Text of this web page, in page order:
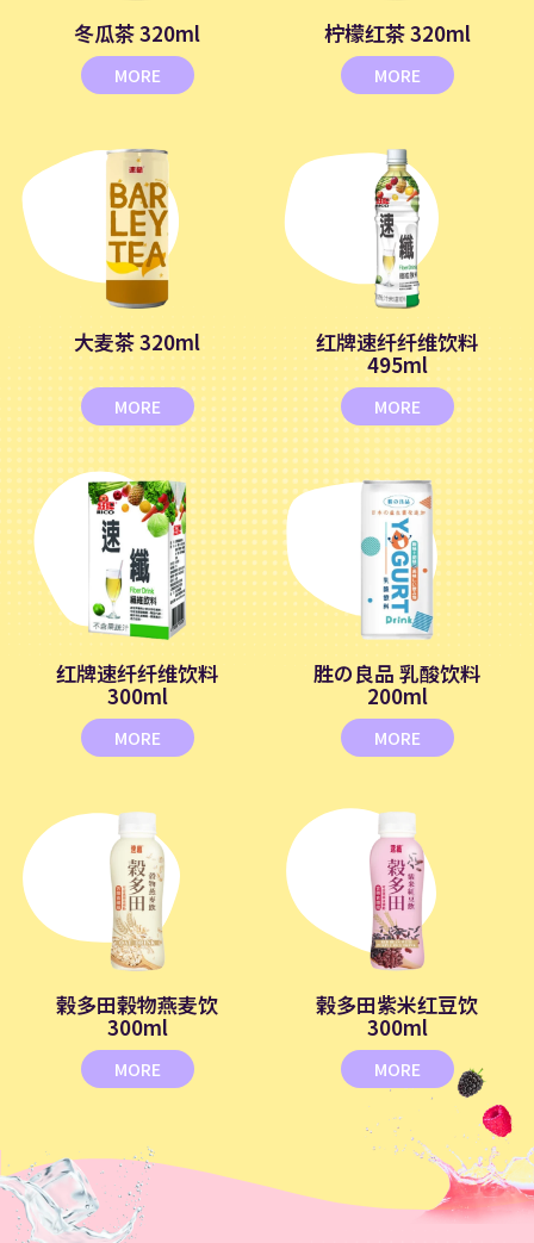
冬瓜茶 320ml
MORE
柠檬红茶 320ml
MORE
大麦茶 320ml
MORE
红牌速纤纤维饮料
495ml
MORE
红牌速纤纤维饮料
300ml
MORE
胜の良品 乳酸饮料
200ml
MORE
榖多田榖物燕麦饮
300ml
MORE
榖多田紫米红豆饮
300ml
MORE